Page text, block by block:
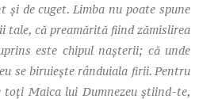
şi de cuget. Limba nu poate spune
tale, că preamărită fiind zămislirea
este chipul naşterii; că unde
se biruieşte rânduiala firii. Pentru
toţi Maica lui Dumnezeu ştiind-te,